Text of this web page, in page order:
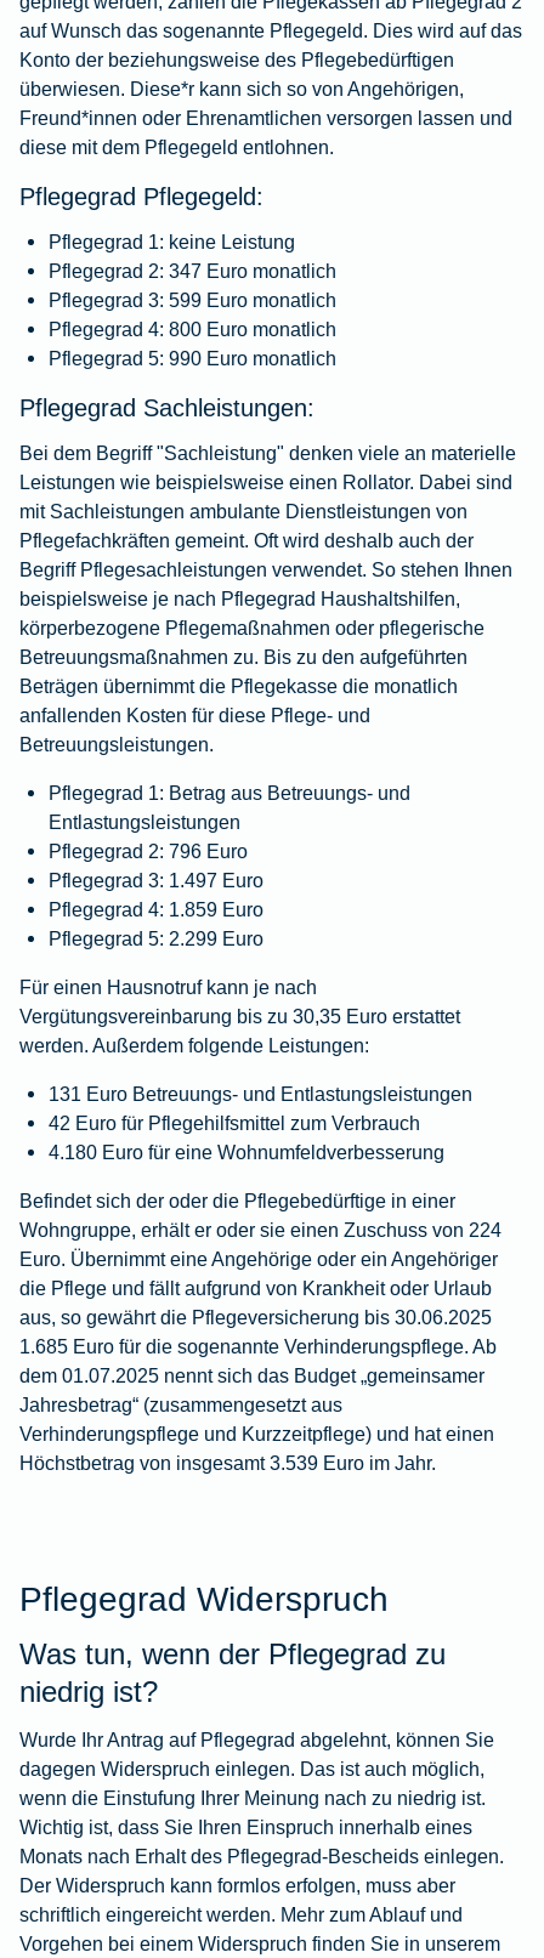
auf Wunsch das sogenannte Pflegegeld. Dies wird auf das
Konto der beziehungsweise des Pflegebedürftigen
überwiesen. Diese*r kann sich so von Angehörigen,
Freund*innen oder Ehrenamtlichen versorgen lassen und
diese mit dem Pflegegeld entlohnen.
Pflegegrad Pflegegeld:
Pflegegrad 1: keine Leistung
Pflegegrad 2: 347 Euro monatlich
Pflegegrad 3: 599 Euro monatlich
Pflegegrad 4: 800 Euro monatlich
Pflegegrad 5: 990 Euro monatlich
Pflegegrad Sachleistungen:
Bei dem Begriff "Sachleistung" denken viele an materielle
Leistungen wie beispielsweise einen Rollator. Dabei sind
mit Sachleistungen ambulante Dienstleistungen von
Pflegefachkräften gemeint. Oft wird deshalb auch der
Begriff Pflegesachleistungen verwendet. So stehen Ihnen
beispielsweise je nach Pflegegrad Haushaltshilfen,
körperbezogene Pflegemaßnahmen oder pflegerische
Betreuungsmaßnahmen zu. Bis zu den aufgeführten
Beträgen übernimmt die Pflegekasse die monatlich
anfallenden Kosten für diese Pflege- und
Betreuungsleistungen.
Pflegegrad 1: Betrag aus Betreuungs- und
Entlastungsleistungen
Pflegegrad 2: 796 Euro
Pflegegrad 3: 1.497 Euro
Pflegegrad 4: 1.859 Euro
Pflegegrad 5: 2.299 Euro
Für einen Hausnotruf kann je nach
Vergütungsvereinbarung bis zu 30,35 Euro erstattet
werden. Außerdem folgende Leistungen:
131 Euro Betreuungs- und Entlastungsleistungen
42 Euro für Pflegehilfsmittel zum Verbrauch
4.180 Euro für eine Wohnumfeldverbesserung
Befindet sich der oder die Pflegebedürftige in einer
Wohngruppe, erhält er oder sie einen Zuschuss von 224
Euro. Übernimmt eine Angehörige oder ein Angehöriger
die Pflege und fällt aufgrund von Krankheit oder Urlaub
aus, so gewährt die Pflegeversicherung bis 30.06.2025
1.685 Euro für die sogenannte Verhinderungspflege. Ab
dem 01.07.2025 nennt sich das Budget „gemeinsamer
Jahresbetrag“ (zusammengesetzt aus
Verhinderungspflege und Kurzzeitpflege) und hat einen
Höchstbetrag von insgesamt 3.539 Euro im Jahr.
Pflegegrad Widerspruch
Was tun, wenn der Pflegegrad zu
niedrig ist?
Wurde Ihr Antrag auf Pflegegrad abgelehnt, können Sie
dagegen Widerspruch einlegen. Das ist auch möglich,
wenn die Einstufung Ihrer Meinung nach zu niedrig ist.
Wichtig ist, dass Sie Ihren Einspruch innerhalb eines
Monats nach Erhalt des Pflegegrad-Bescheids einlegen.
Der Widerspruch kann formlos erfolgen, muss aber
schriftlich eingereicht werden. Mehr zum Ablauf und
Vorgehen bei einem Widerspruch finden Sie in unserem